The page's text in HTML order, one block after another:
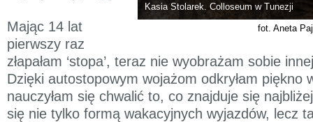
Kasia Stolarek. Colloseum w Tunezji
fot. Aneta
Mając 14 lat
pierwszy raz
złapałam ‘stopa’, teraz nie wyobrażam sobie
Dzięki autostopowym wojażom odkryłam piękno
nauczyłam się chwalić to, co znajduje się
się nie tylko formą wakacyjnych wyjazdów, lecz